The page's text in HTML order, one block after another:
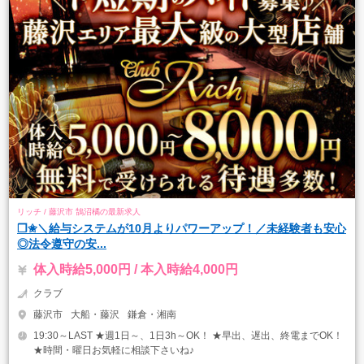
リッチ / 藤沢市 鵠沼橘の最新求人
❒✬＼給与システムが10月よりパワーアップ！／未経験者も安心
◎法令遵守の安...
体入時給5,000円 / 本入時給4,000円
クラブ
藤沢市
大船・藤沢
鎌倉・湘南
19:30～LAST ★週1日～、1日3h～OK！ ★早出、遅出、終電までOK！
★時間・曜日お気軽に相談下さいね♪